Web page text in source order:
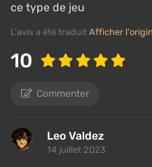
ce type de jeu
L'avis a été traduit Afficher
10
Commenter
Leo Valdez
14 juillet 2023